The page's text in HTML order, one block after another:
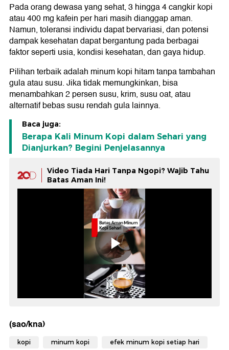
Pada orang dewasa yang sehat, 3 hingga 4 cangkir kopi
atau 400 mg kafein per hari masih dianggap aman.
Namun, toleransi individu dapat bervariasi, dan potensi
dampak kesehatan dapat bergantung pada berbagai
faktor seperti usia, kondisi kesehatan, dan gaya hidup.
Pilihan terbaik adalah minum kopi hitam tanpa tambahan
gula atau susu. Jika tidak memungkinkan, bisa
menambahkan 2 persen susu, krim, susu oat, atau
alternatif bebas susu rendah gula lainnya.
Baca juga:
Berapa Kali Minum Kopi dalam Sehari yang
Dianjurkan? Begini Penjelasannya
Video Tiada Hari Tanpa Ngopi? Wajib Tahu
Batas Aman Ini!
(sao/kna)
kopi minum kopi efek minum kopi setiap hari